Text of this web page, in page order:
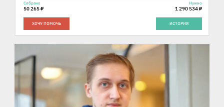
Собрано
50 265 ₽
Нужно
1 290 534 ₽
ХОЧУ ПОМОЧЬ ИСТОРИЯ